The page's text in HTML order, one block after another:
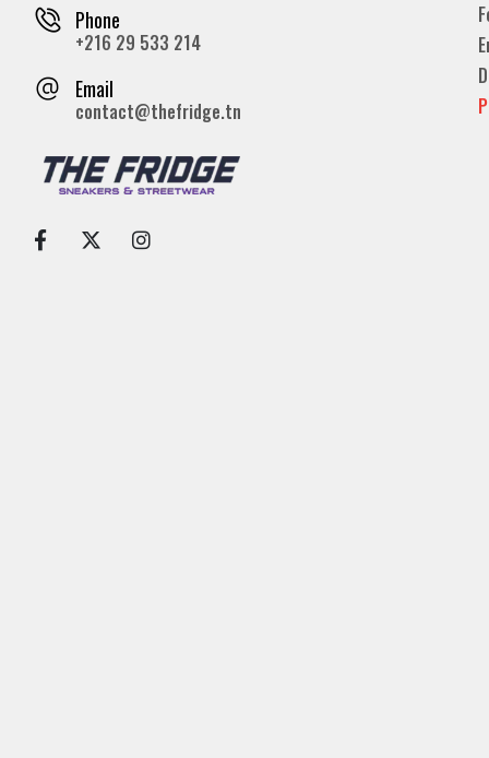
Phone
+216 29 533 214
Email
contact@thefridge.tn